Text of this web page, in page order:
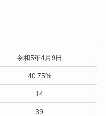
令和5年4月9日
40.75%
14
39